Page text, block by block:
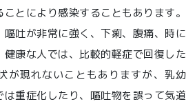
とにより感染することもあります。
吐が非常に強く、下痢、腹痛、時に
健康な人では、比較的軽症で回復した
が現れないこともありますが、乳幼
は重症化したり、嘔吐物を誤って気道